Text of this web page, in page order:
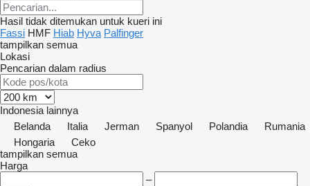
Hasil tidak ditemukan untuk kueri ini
Fassi HMF Hiab Hyva Palfinger
tampilkan semua
Lokasi
Pencarian dalam radius
Indonesia lainnya
Belanda
Italia Jerman Spanyol Polandia
Rumania
Hongaria
Ceko
tampilkan semua
Harga
–